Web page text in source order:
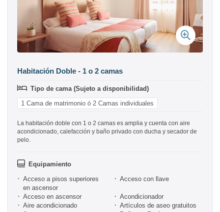
Habitación Doble - 1 o 2 camas
Tipo de cama (Sujeto a disponibilidad)
1 Cama de matrimonio ó 2 Camas individuales
La habitación doble con 1 o 2 camas es amplia y cuenta con aire
acondicionado, calefacción y baño privado con ducha y secador de
pelo.
Equipamiento
Acceso a pisos superiores
en ascensor
Acceso con llave
Acceso en ascensor
Acondicionador
Aire acondicionado
Artículos de aseo gratuitos